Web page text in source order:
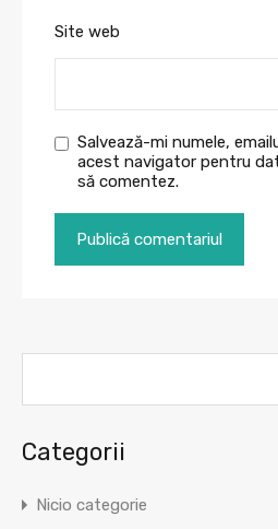
Site web
Salvează-mi numele,
acest navigator pentru
să comentez.
Categorii
Nicio categorie